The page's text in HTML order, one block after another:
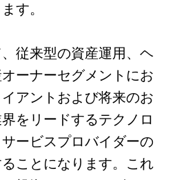
す。
従来型の資産運用、ヘ
ーナーセグメントにお
アントおよび将来のお
をリードするテクノロ
ービスプロバイダーの
ことになります。これ